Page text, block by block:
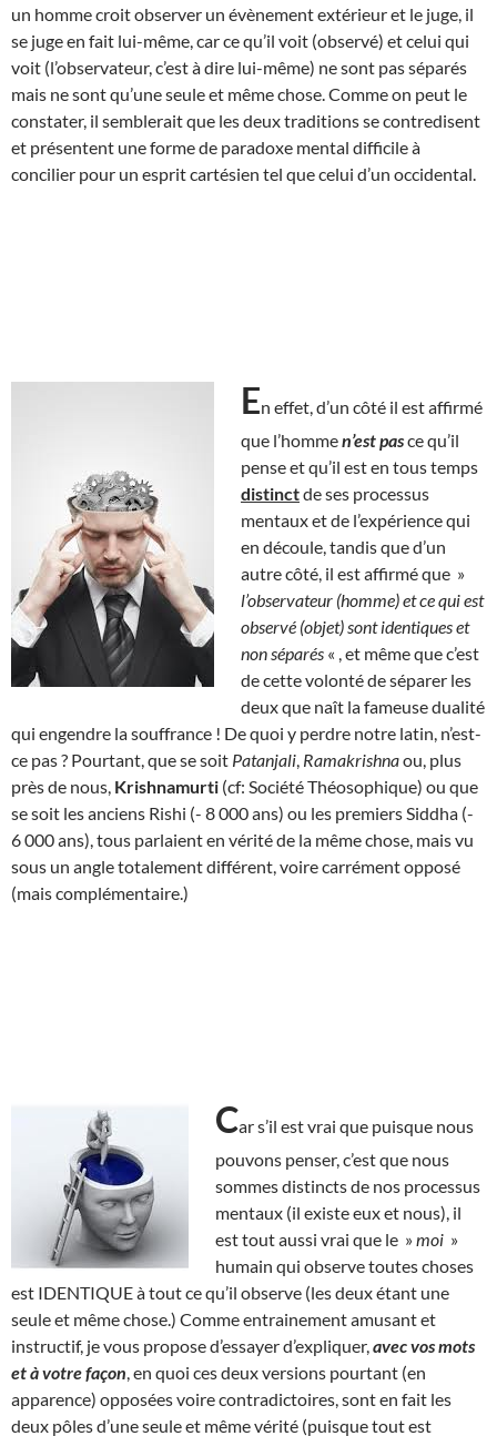
un homme croit observer un évènement extérieur et le juge, il
se juge en fait lui-même, car ce qu’il voit (observé) et celui qui
voit (l’observateur, c’est à dire lui-même) ne sont pas séparés
mais ne sont qu’une seule et même chose. Comme on peut le
constater, il semblerait que les deux traditions se contredisent
et présentent une forme de paradoxe mental difficile à
concilier pour un esprit cartésien tel que celui d’un occidental.
En effet, d’un côté il est affirmé
que l’hommen’est pasce qu’il
pense et qu’il est en tous temps
distinctde ses processus
mentaux et de l’expérience qui
en découle, tandis que d’un
autre côté, il est affirmé que »
l’observateur (homme) et ce qui est
observé (objet) sont identiques et
non séparés « , et même que c’est
de cette volonté de séparer les
deux que naît la fameuse dualité
qui engendre la souffrance ! De quoi y perdre notre latin, n’est-
ce pas ? Pourtant, que se soit Patanjali Ramakrishnaou, plus
près de nous, Krishnamurti (cf: Société Théosophique) ou que
se soit les anciens Rishi (- 8 000 ans) ou les premiers Siddha (-
6 000 ans), tous parlaient en vérité de la même chose, mais vu
sous un angle totalement différent, voire carrément opposé
(mais complémentaire.)
Car s’il est vrai que puisque nous
pouvons penser, c’est que nous
sommes distincts de nos processus
mentaux (il existe eux et nous), il
est tout aussi vrai que le »moi »
humain qui observe toutes choses
est IDENTIQUE à tout ce qu’il observe (les deux étant une
seule et même chose.) Comme entrainement amusant et
instructif, je vous propose d’essayer d’expliquer, avec vos mots
et à votre façon , en quoi ces deux versions pourtant (en
apparence) opposées voire contradictoires, sont en fait les
deux pôles d’une seule et même vérité (puisque tout est